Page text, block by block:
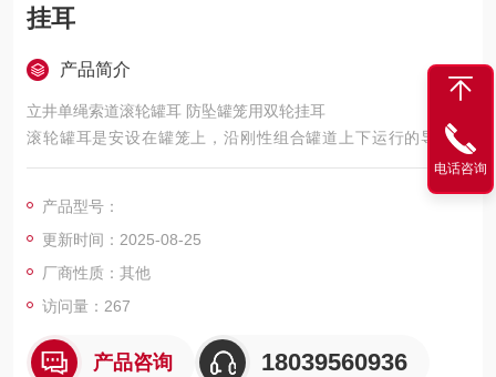
挂耳
产品简介
立井单绳索道滚轮罐耳 防坠罐笼用双轮挂耳
滚轮罐耳是安设在罐笼上，沿刚性组合罐道上下运行的导向装
置。其作用是既可作为罐笼沿罐道运行的导向轮，又可连接罐笼
与罐道，并传递罐笼与罐道间的作用力。它既是罐笼平稳运行的
装置，又是影响井筒装备工作。聚氨酯滚轮罐耳胶圈 多种罐笼配
件
产品型号：
更新时间：2025-08-25
厂商性质：其他
访问量：267
产品咨询 18039560936
电话咨询